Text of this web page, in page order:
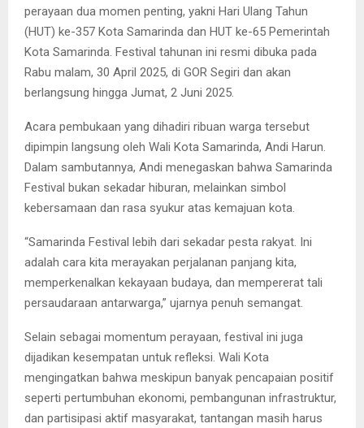
perayaan dua momen penting, yakni Hari Ulang Tahun
(HUT) ke-357 Kota Samarinda dan HUT ke-65 Pemerintah
Kota Samarinda. Festival tahunan ini resmi dibuka pada
Rabu malam, 30 April 2025, di GOR Segiri dan akan
berlangsung hingga Jumat, 2 Juni 2025.
Acara pembukaan yang dihadiri ribuan warga tersebut
dipimpin langsung oleh Wali Kota Samarinda, Andi Harun.
Dalam sambutannya, Andi menegaskan bahwa Samarinda
Festival bukan sekadar hiburan, melainkan simbol
kebersamaan dan rasa syukur atas kemajuan kota.
“Samarinda Festival lebih dari sekadar pesta rakyat. Ini
adalah cara kita merayakan perjalanan panjang kita,
memperkenalkan kekayaan budaya, dan mempererat tali
persaudaraan antarwarga,” ujarnya penuh semangat.
Selain sebagai momentum perayaan, festival ini juga
dijadikan kesempatan untuk refleksi. Wali Kota
mengingatkan bahwa meskipun banyak pencapaian positif
seperti pertumbuhan ekonomi, pembangunan infrastruktur,
dan partisipasi aktif masyarakat, tantangan masih harus